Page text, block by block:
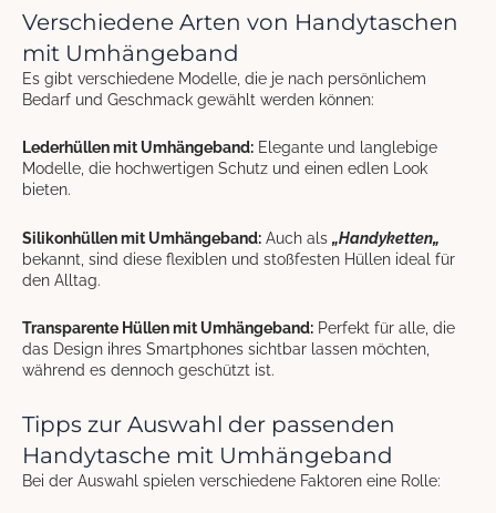
Verschiedene Arten von Handytaschen
mit Umhängeband
Es gibt verschiedene Modelle, die je nach persönlichem
Bedarf und Geschmack gewählt werden können:
Lederhüllen mit Umhängeband: Elegante und langlebige
Modelle, die hochwertigen Schutz und einen edlen Look
bieten.
Silikonhüllen mit Umhängeband: Auch als „Handyketten„
bekannt, sind diese flexiblen und stoßfesten Hüllen ideal für
den Alltag.
Transparente Hüllen mit Umhängeband: Perfekt für alle, die
das Design ihres Smartphones sichtbar lassen möchten,
während es dennoch geschützt ist.
Tipps zur Auswahl der passenden
Handytasche mit Umhängeband
Bei der Auswahl spielen verschiedene Faktoren eine Rolle: